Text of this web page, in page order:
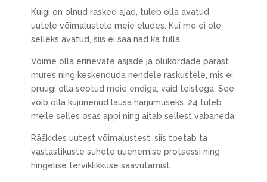
Kuigi on olnud rasked ajad, tuleb olla avatud
uutele võimalustele meie eludes. Kui me ei ole
selleks avatud, siis ei saa nad ka tulla.
Võime olla erinevate asjade ja olukordade pärast
mures ning keskenduda nendele raskustele, mis ei
pruugi olla seotud meie endiga, vaid teistega. See
võib olla kujunenud lausa harjumuseks. 24 tuleb
meile selles osas appi ning aitab sellest vabaneda.
Rääkides uutest võimalustest, siis toetab ta
vastastikuste suhete uuenemise protsessi ning
hingelise terviklikkuse saavutamist.